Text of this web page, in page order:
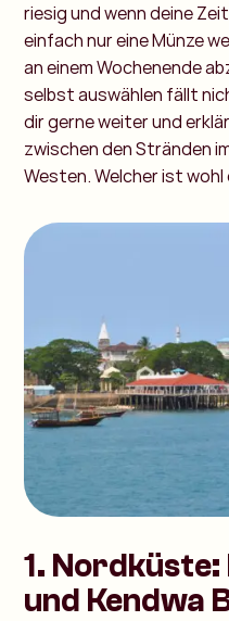
riesig und wenn deine
einfach nur eine Münze
an einem Wochenende
selbst auswählen fällt
dir gerne weiter und
zwischen den Stränden
Westen. Welcher ist
1.
und Kendwa